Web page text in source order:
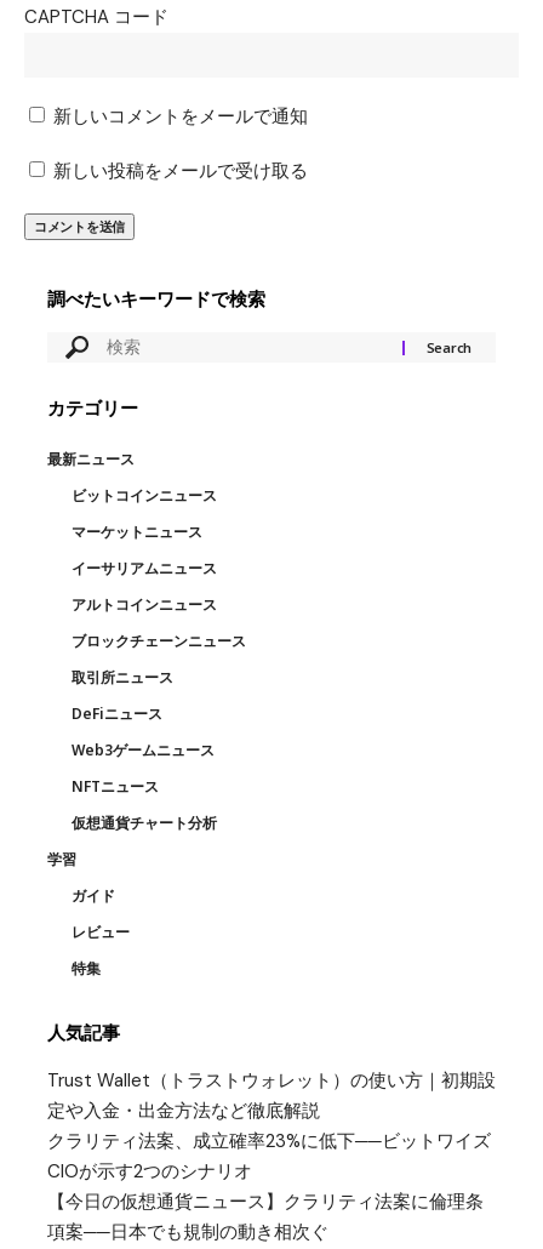
CAPTCHA コード
新しいコメントをメールで通知
新しい投稿をメールで受け取る
調べたいキーワードで検索
カテゴリー
最新ニュース
ビットコインニュース
マーケットニュース
イーサリアムニュース
アルトコインニュース
ブロックチェーンニュース
取引所ニュース
DeFiニュース
Web3ゲームニュース
NFTニュース
仮想通貨チャート分析
学習
ガイド
レビュー
特集
人気記事
Trust Wallet（トラストウォレット）の使い方｜初期設
定や入金・出金方法など徹底解説
クラリティ法案、成立確率23%に低下──ビットワイズ
CIOが示す2つのシナリオ
【今日の仮想通貨ニュース】クラリティ法案に倫理条
項案──日本でも規制の動き相次ぐ